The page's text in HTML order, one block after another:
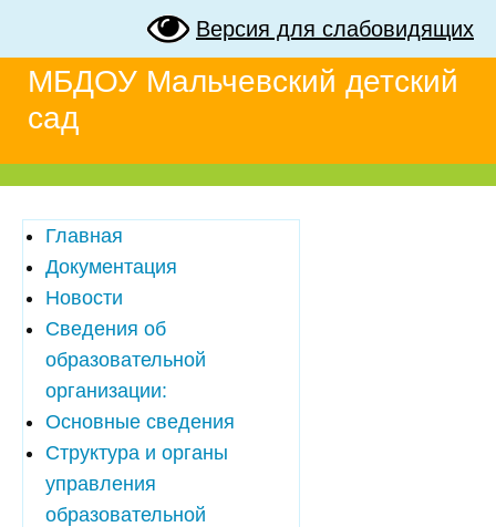
Версия для слабовидящих
МБДОУ Мальчевский детский
сад
Главная
Документация
Новости
Сведения об
образовательной
организации:
Основные сведения
Структура и органы
управления
образовательной